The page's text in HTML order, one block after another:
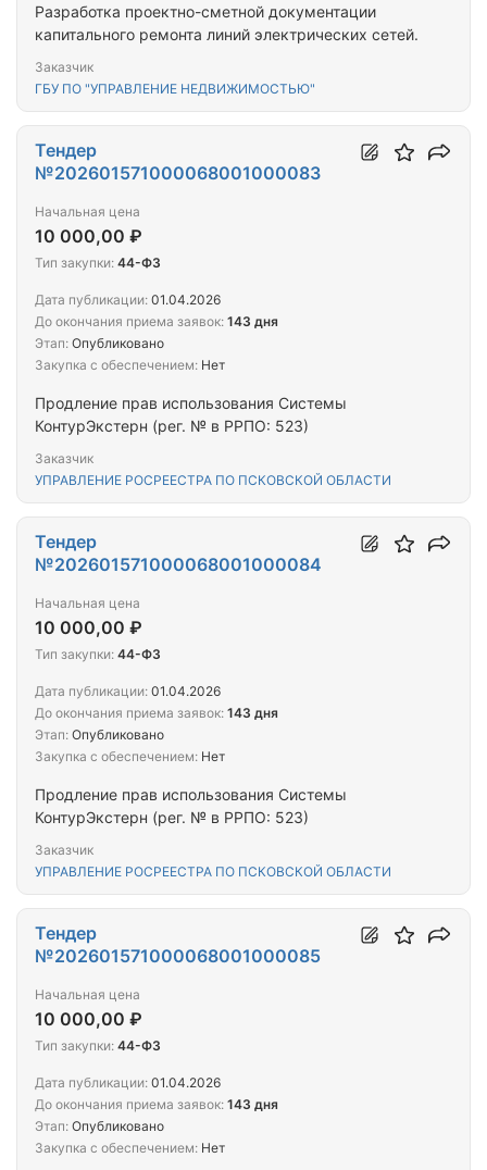
Разработка проектно-сметной документации
капитального ремонта линий электрических сетей.
Заказчик
ГБУ ПО "УПРАВЛЕНИЕ НЕДВИЖИМОСТЬЮ"
Продление прав использования Cистемы
КонтурЭкстерн (рег. № в РРПО: 523)
Заказчик
УПРАВЛЕНИЕ РОСРЕЕСТРА ПО ПСКОВСКОЙ ОБЛАСТИ
Тендер
№202601571000068001000083
Начальная цена
10 000,00 ₽
Тип закупки: 44-ФЗ
Дата публикации: 01.04.2026
До окончания приема заявок: 143 дня
Этап: Опубликовано
Закупка с обеспечением: Нет
Продление прав использования Cистемы
КонтурЭкстерн (рег. № в РРПО: 523)
Заказчик
УПРАВЛЕНИЕ РОСРЕЕСТРА ПО ПСКОВСКОЙ ОБЛАСТИ
Тендер
№202601571000068001000084
Начальная цена
10 000,00 ₽
Тип закупки: 44-ФЗ
Дата публикации: 01.04.2026
До окончания приема заявок: 143 дня
Этап: Опубликовано
Закупка с обеспечением: Нет
Тендер
№202601571000068001000085
Начальная цена
10 000,00 ₽
Тип закупки: 44-ФЗ
Дата публикации: 01.04.2026
До окончания приема заявок: 143 дня
Этап: Опубликовано
Закупка с обеспечением: Нет